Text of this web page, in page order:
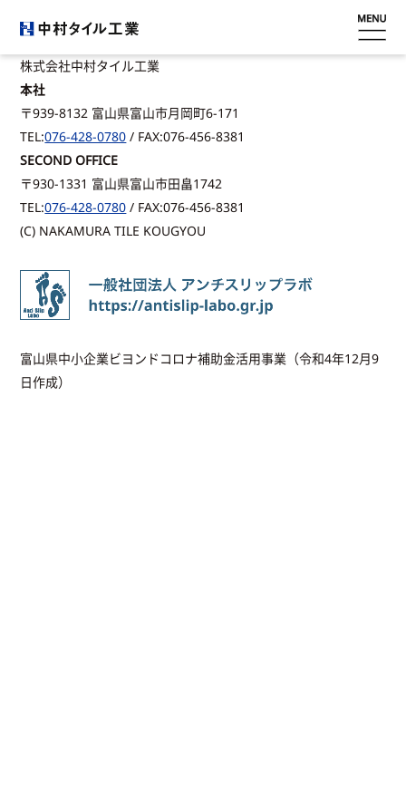
ホーム
工事内容
施工事例
採用情報
お問い合わせ
株式会社中村タイル工業
本社
〒939-8132 富山県富山市月岡町6-171
TEL:076-428-0780 / FAX:076-456-8381
SECOND OFFICE
〒930-1331 富山県富山市田畠1742
TEL:076-428-0780 / FAX:076-456-8381
(C) NAKAMURA TILE KOUGYOU
富山県中小企業ビヨンドコロナ補助金活用事業（令和4年12月9
日作成）